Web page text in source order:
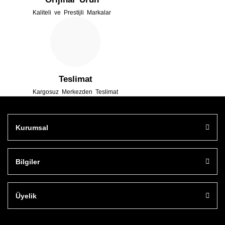
Kaliteli ve Prestijli Markalar
Teslimat
Kargosuz Merkezden Teslimat
Kurumsal
Bilgiler
Üyelik